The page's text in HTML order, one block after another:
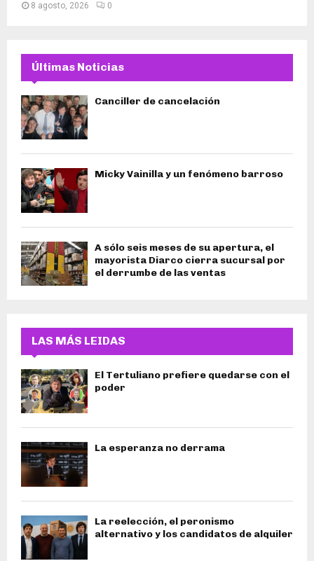
8 agosto, 2026 0
Últimas Noticias
Canciller de cancelación
Micky Vainilla y un fenómeno barroso
A sólo seis meses de su apertura, el
mayorista Diarco cierra sucursal por
el derrumbe de las ventas
LAS MÁS LEIDAS
El Tertuliano prefiere quedarse con el
poder
La esperanza no derrama
La reelección, el peronismo
alternativo y los candidatos de alquiler